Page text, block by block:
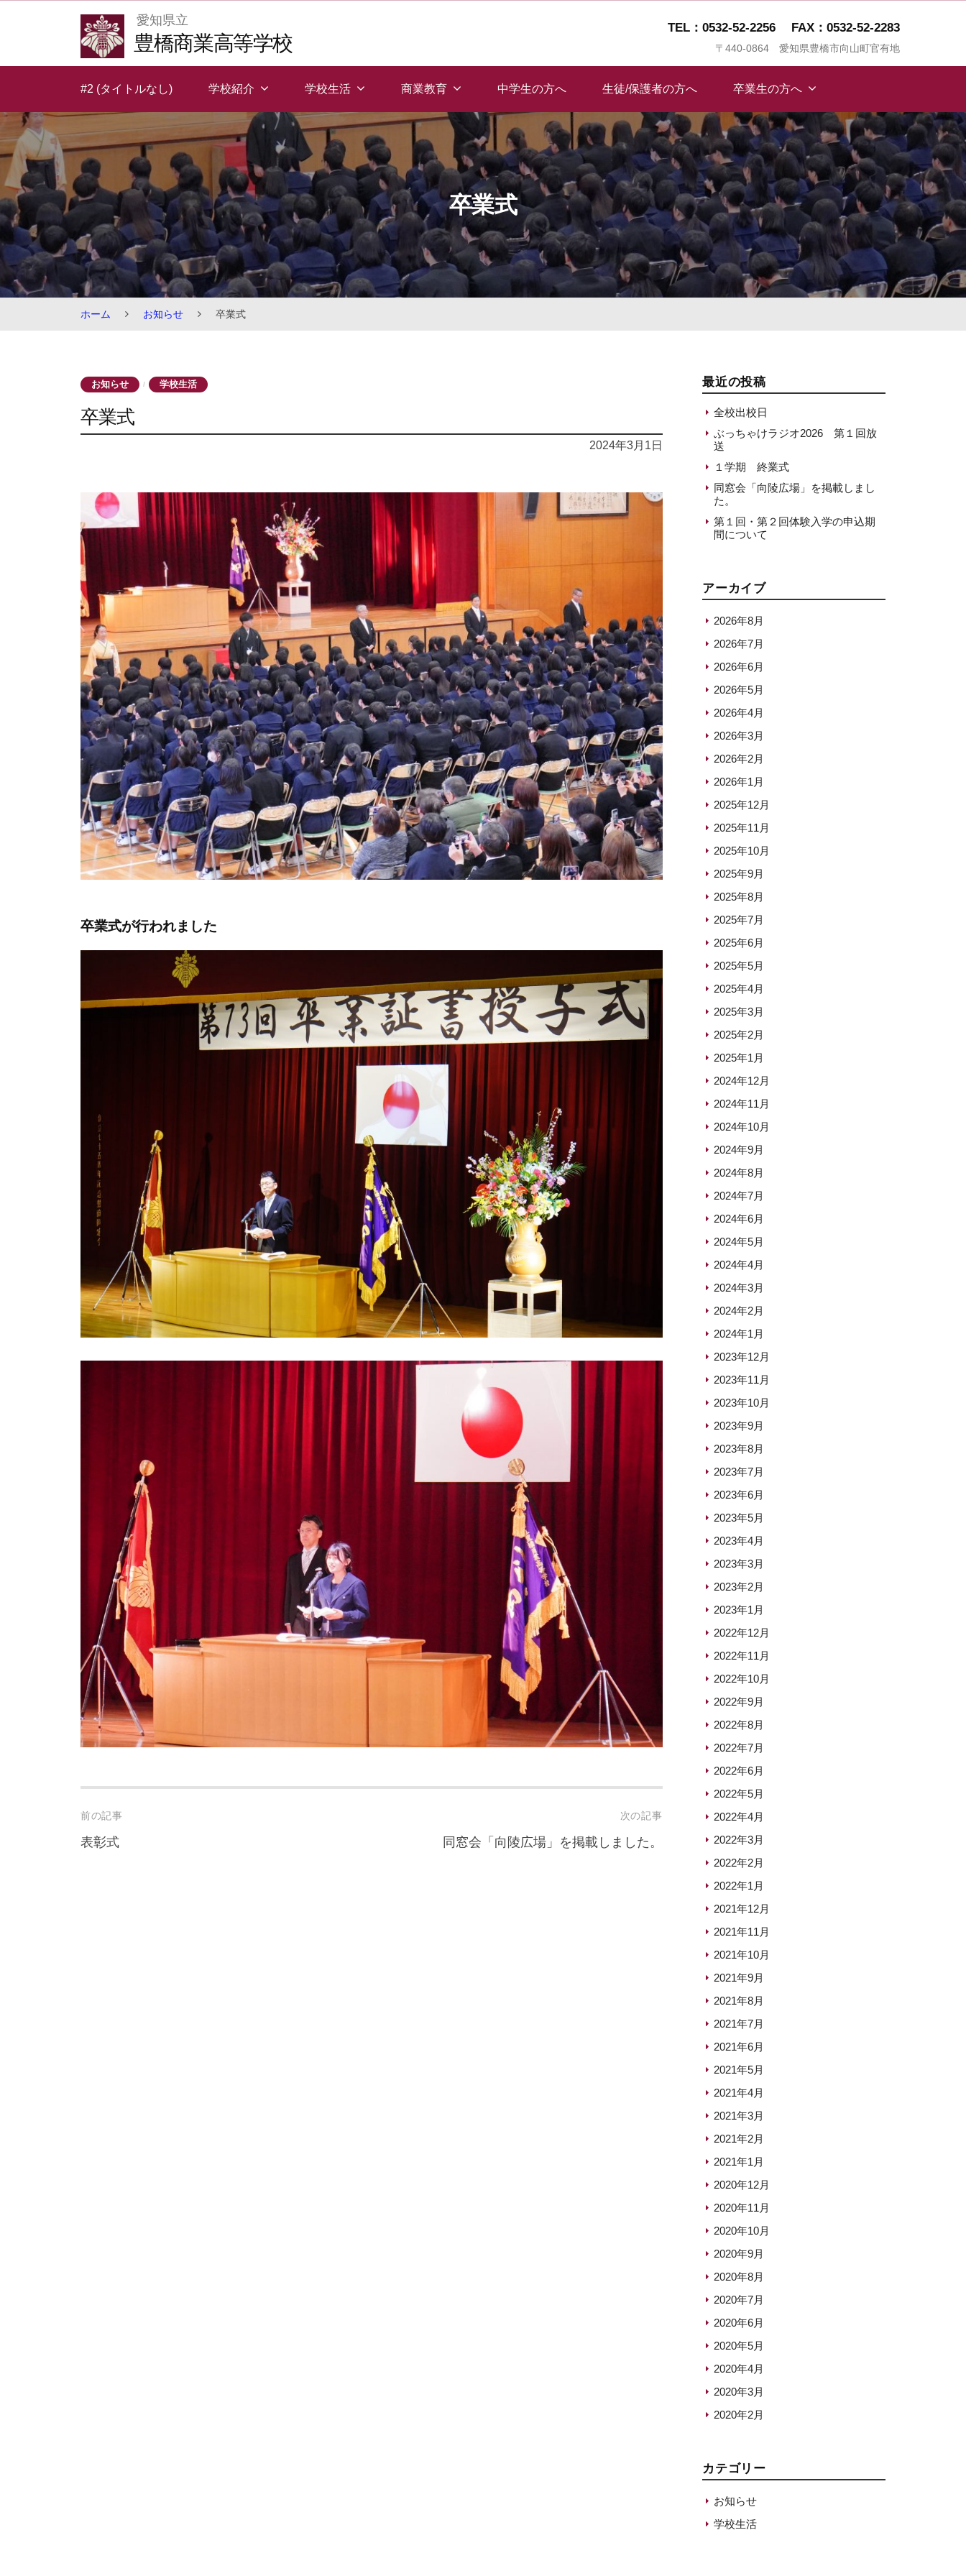
愛知県立
豊橋商業高等学校
TEL：0532-52-2256 FAX：0532-52-2283
〒440-0864 愛知県豊橋市向山町官有地
#2 (タイトルなし) 学校紹介 学校生活 商業教育 中学生の方へ 生徒/保護者の方へ 卒業生の方へ
卒業式
ホーム お知らせ 卒業式
お知らせ / 学校生活
卒業式
2024年3月1日
卒業式が行われました
Post
navigation
前の記事
表彰式
次の記事
同窓会「向陵広場」を掲載しました。
最近の投稿
全校出校日
ぶっちゃけラジオ2026 第１回放
送
１学期 終業式
同窓会「向陵広場」を掲載しまし
た。
第１回・第２回体験入学の申込期
間について
アーカイブ
2026年8月
2026年7月
2026年6月
2026年5月
2026年4月
2026年3月
2026年2月
2026年1月
2025年12月
2025年11月
2025年10月
2025年9月
2025年8月
2025年7月
2025年6月
2025年5月
2025年4月
2025年3月
2025年2月
2025年1月
2024年12月
2024年11月
2024年10月
2024年9月
2024年8月
2024年7月
2024年6月
2024年5月
2024年4月
2024年3月
2024年2月
2024年1月
2023年12月
2023年11月
2023年10月
2023年9月
2023年8月
2023年7月
2023年6月
2023年5月
2023年4月
2023年3月
2023年2月
2023年1月
2022年12月
2022年11月
2022年10月
2022年9月
2022年8月
2022年7月
2022年6月
2022年5月
2022年4月
2022年3月
2022年2月
2022年1月
2021年12月
2021年11月
2021年10月
2021年9月
2021年8月
2021年7月
2021年6月
2021年5月
2021年4月
2021年3月
2021年2月
2021年1月
2020年12月
2020年11月
2020年10月
2020年9月
2020年8月
2020年7月
2020年6月
2020年5月
2020年4月
2020年3月
2020年2月
カテゴリー
お知らせ
学校生活